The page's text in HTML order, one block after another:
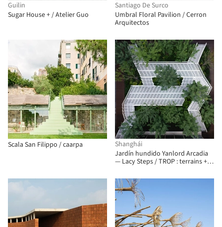
Guilin
Sugar House + / Atelier Guo
Santiago De Surco
Umbral Floral Pavilion / Cerron
Arquitectos
Scala San Filippo / caarpa
Shanghái
Jardín hundido Yanlord Arcadia
— Lacy Steps / TROP : terrains +